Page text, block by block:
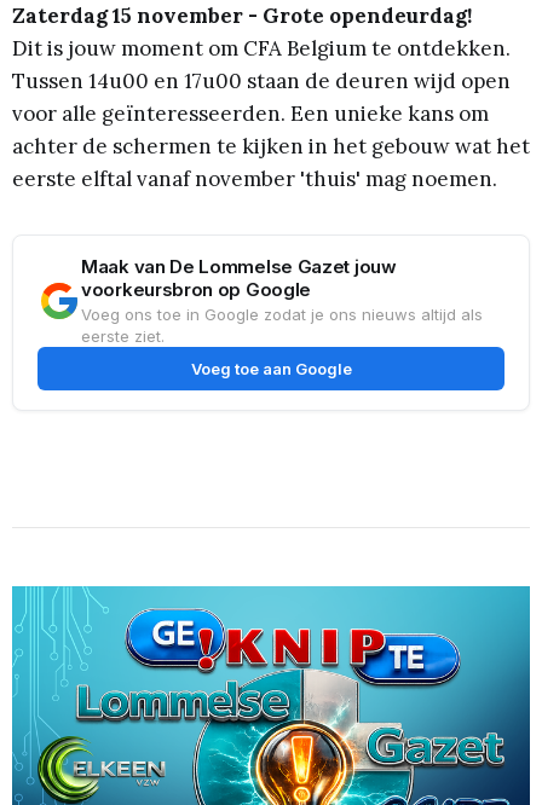
Zaterdag 15 november - Grote opendeurdag!
Dit is jouw moment om CFA Belgium te ontdekken.
Tussen 14u00 en 17u00 staan de deuren wijd open
voor alle geïnteresseerden. Een unieke kans om
achter de schermen te kijken in het gebouw wat het
eerste elftal vanaf november 'thuis' mag noemen.
Maak van De Lommelse Gazet jouw
voorkeursbron op Google
Voeg ons toe in Google zodat je ons nieuws altijd als
eerste ziet.
Voeg toe aan Google